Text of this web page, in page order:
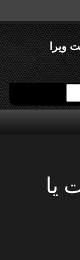
ویرا
یا